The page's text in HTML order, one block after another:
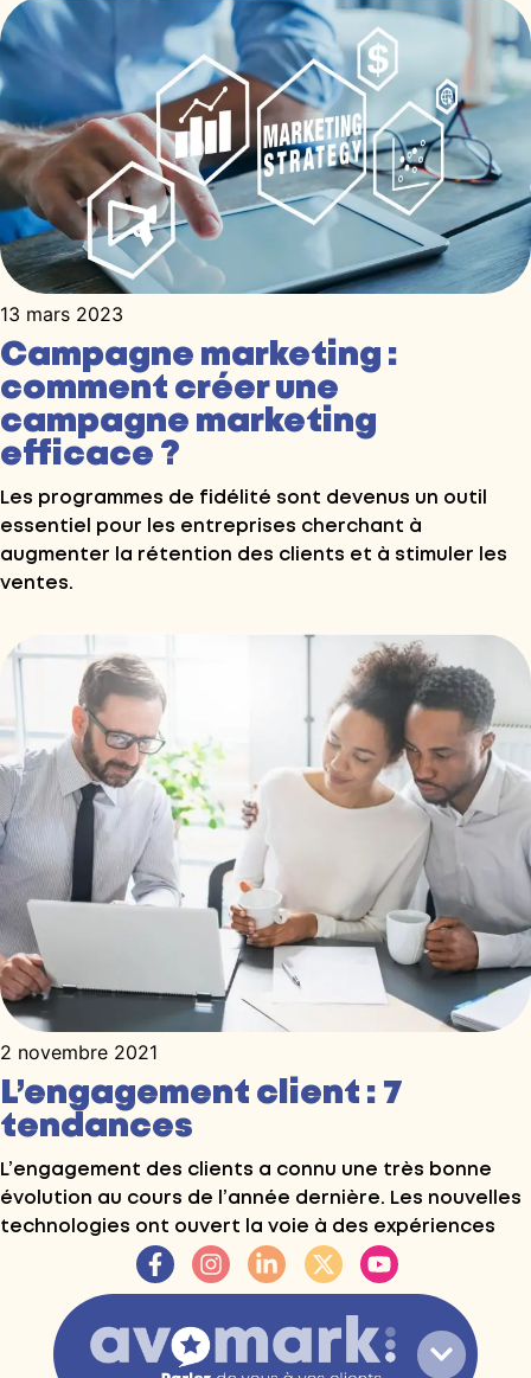
13 mars 2023
Campagne marketing :
comment créer une
campagne marketing
efficace ?
Les programmes de fidélité sont devenus un outil
essentiel pour les entreprises cherchant à
augmenter la rétention des clients et à stimuler les
ventes.
2 novembre 2021
L’engagement client : 7
tendances
L’engagement des clients a connu une très bonne
évolution au cours de l’année dernière. Les nouvelles
technologies ont ouvert la voie à des expériences